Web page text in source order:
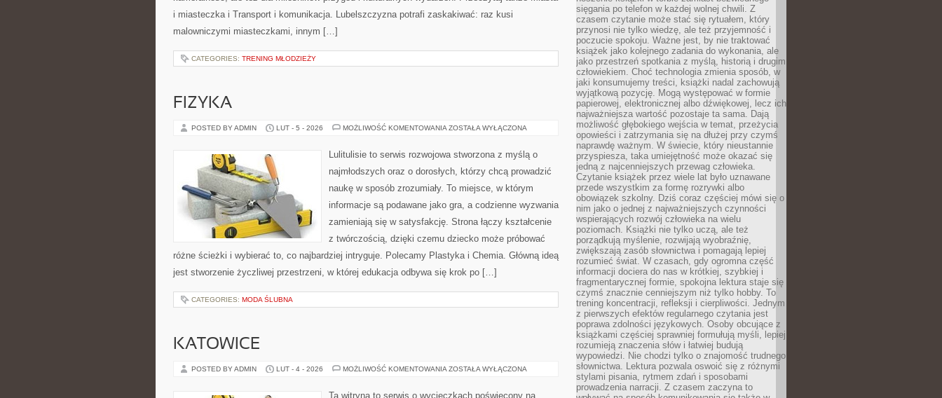
i miasteczka i Transport i komunikacja. Lubelszczyzna potrafi zaskakiwać: raz kusi
malowniczymi miasteczkami, innym […]
CATEGORIES: TRENING MŁODZIEŻY
FIZYKA
POSTED BY ADMIN LUT - 5 - 2026 MOŻLIWOŚĆ KOMENTOWANIA FIZYKA
ZOSTAŁA WYŁĄCZONA
Lulitulisie to serwis rozwojowa stworzona z myślą o
najmłodszych oraz o dorosłych, którzy chcą prowadzić
naukę w sposób zrozumiały. To miejsce, w którym
informacje są podawane jako gra, a codzienne wyzwania
zamieniają się w satysfakcję. Strona łączy kształcenie
z twórczością, dzięki czemu dziecko może próbować
różne ścieżki i wybierać to, co najbardziej intryguje. Polecamy Plastyka i Chemia. Główną ideą
jest stworzenie życzliwej przestrzeni, w której edukacja odbywa się krok po […]
CATEGORIES: MODA ŚLUBNA
KATOWICE
POSTED BY ADMIN LUT - 4 - 2026 MOŻLIWOŚĆ KOMENTOWANIA KATOWICE
ZOSTAŁA WYŁĄCZONA
Ta witryna to serwis o wycieczkach poświęcony na
sięgania po telefon w każdej wolnej chwili. Z
czasem czytanie może stać się rytuałem, który
przynosi nie tylko wiedzę, ale też przyjemność i
poczucie spokoju. Ważne jest, by nie traktować
książek jako kolejnego zadania do wykonania, ale
jako przestrzeń spotkania z myślą, historią i drugim
człowiekiem. Choć technologia zmienia sposób, w
jaki konsumujemy treści, książki nadal zachowują
wyjątkową pozycję. Mogą występować w formie
papierowej, elektronicznej albo dźwiękowej, lecz ich
najważniejsza wartość pozostaje ta sama. Dają
możliwość głębokiego wejścia w temat, przeżycia
opowieści i zatrzymania się na dłużej przy czymś
naprawdę ważnym. W świecie, który nieustannie
przyspiesza, taka umiejętność może okazać się
jedną z najcenniejszych przewag człowieka.
Czytanie książek przez wiele lat było uznawane
przede wszystkim za formę rozrywki albo
obowiązek szkolny. Dziś coraz częściej mówi się o
nim jako o jednej z najważniejszych czynności
wspierających rozwój człowieka na wielu
poziomach. Książki nie tylko uczą, ale też
porządkują myślenie, rozwijają wyobraźnię,
zwiększają zasób słownictwa i pomagają lepiej
rozumieć świat. W czasach, gdy ogromna część
informacji dociera do nas w krótkiej, szybkiej i
fragmentarycznej formie, spokojna lektura staje się
czymś znacznie cenniejszym niż tylko hobby. To
trening koncentracji, refleksji i cierpliwości. Jednym
z pierwszych efektów regularnego czytania jest
poprawa zdolności językowych. Osoby obcujące z
książkami częściej sprawniej formułują myśli, lepiej
rozumieją znaczenia słów i łatwiej budują
wypowiedzi. Nie chodzi tylko o znajomość trudnego
słownictwa. Lektura pozwala oswoić się z różnymi
stylami pisania, rytmem zdań i sposobami
prowadzenia narracji. Z czasem zaczyna to